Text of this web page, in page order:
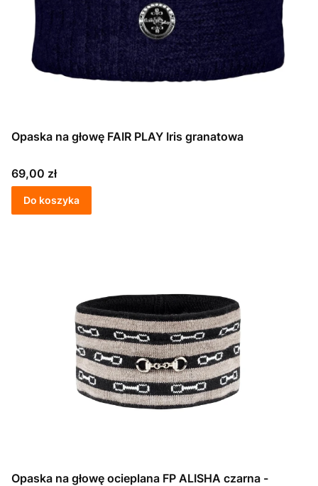
Opaska na głowę FAIR PLAY Iris granatowa
Cena
69,00 zł
Do koszyka
Opaska na głowę ocieplana FP ALISHA czarna -